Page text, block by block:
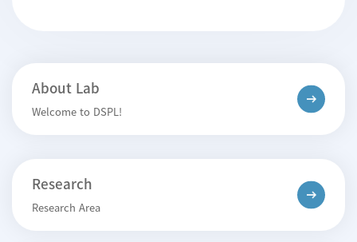
About Lab
Welcome to DSPL!
Research
Research Area